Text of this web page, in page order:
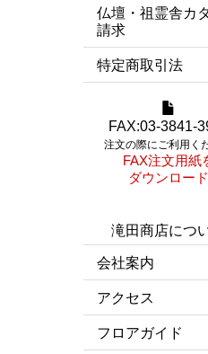
仏壇・祖霊舎カ
請求
特定商取引法
FAX:03-3841-
注文の際にご利用く
FAX注文用紙
ダウンロード
滝田商店につ
会社案内
アクセス
フロアガイド